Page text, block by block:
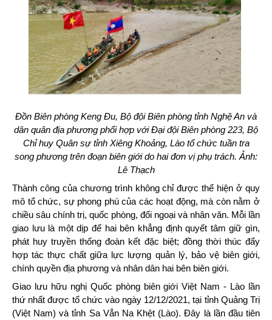
Đồn Biên phòng Keng Đu, Bộ đội Biên phòng tỉnh Nghệ An và
dân quân địa phương phối hợp với Đại đội Biên phòng 223, Bộ
Chỉ huy Quân sự tỉnh Xiêng Khoảng, Lào tổ chức tuần tra
song phương trên đoạn biên giới do hai đơn vị phụ trách. Ảnh:
Lê Thạch
Thành công của chương trình không chỉ được thể hiện ở quy
mô tổ chức, sự phong phú của các hoạt động, mà còn nằm ở
chiều sâu chính trị, quốc phòng, đối ngoại và nhân văn. Mỗi lần
giao lưu là một dịp để hai bên khẳng định quyết tâm giữ gìn,
phát huy truyền thống đoàn kết đặc biệt; đồng thời thúc đẩy
hợp tác thực chất giữa lực lượng quản lý, bảo vệ biên giới,
chính quyền địa phương và nhân dân hai bên biên giới.
Giao lưu hữu nghị Quốc phòng biên giới Việt Nam - Lào lần
thứ nhất được tổ chức vào ngày 12/12/2021, tại tỉnh Quảng Trị
(Việt Nam) và tỉnh Sa Vẳn Na Khệt (Lào). Đây là lần đầu tiên